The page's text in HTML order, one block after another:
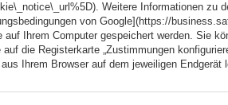
Weitere Informationen zu
von Google](https://
Ihrem Computer gespeichert werden. Sie
die Registerkarte „Zustimmungen
Ihrem Browser auf dem jeweiligen Endgerät